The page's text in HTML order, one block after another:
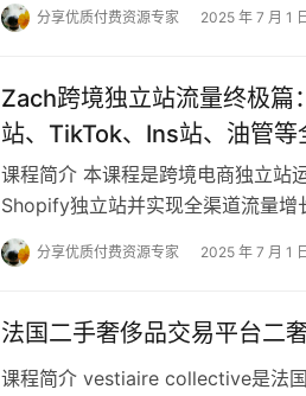
分享优质付费资源专家 2025 年 7 月 1 日
Zach跨境独立站流量终极篇
站、TikTok、Ins站、油管等
课程简介 本课程是跨境电商独立站
Shopify独立站并实现全渠道流量增
基础开户与操作，重点剖析Fa…
分享优质付费资源专家 2025 年 7 月 1 日
法国二手奢侈品交易平台二
课程简介 vestiaire collective是法